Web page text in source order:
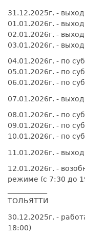
31.12.2025г. -
01.01.2026г. -
02.01.2026г. -
03.01.2026г. -
04.01.2026г. - по
05.01.2026г. - по
06.01.2026г. - по
07.01.2026г. -
08.01.2026г. - по
09.01.2026г. - по
10.01.2026г. - по
11.01.2026г. -
12.01.2026г. -
режиме (с 7:30 до
ТОЛЬЯТТИ
30.12.2025г. -
18:00)